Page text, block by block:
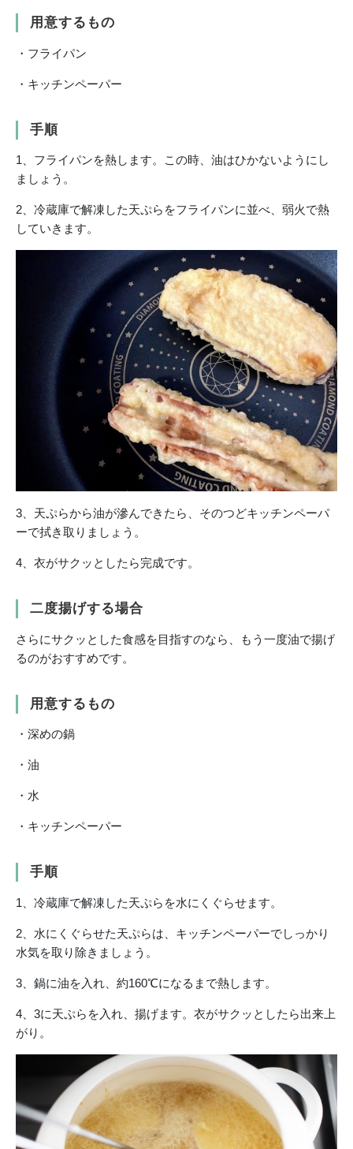
用意するもの
・フライパン
・キッチンペーパー
手順
1、フライパンを熱します。この時、油はひかないようにし
ましょう。
2、冷蔵庫で解凍した天ぷらをフライパンに並べ、弱火で熱
していきます。
3、天ぷらから油が滲んできたら、そのつどキッチンペーパ
ーで拭き取りましょう。
4、衣がサクッとしたら完成です。
二度揚げする場合
さらにサクッとした食感を目指すのなら、もう一度油で揚げ
るのがおすすめです。
用意するもの
・深めの鍋
・油
・水
・キッチンペーパー
手順
1、冷蔵庫で解凍した天ぷらを水にくぐらせます。
2、水にくぐらせた天ぷらは、キッチンペーパーでしっかり
水気を取り除きましょう。
3、鍋に油を入れ、約160℃になるまで熱します。
4、3に天ぷらを入れ、揚げます。衣がサクッとしたら出来上
がり。